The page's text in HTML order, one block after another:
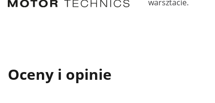
warsztacie.
Oceny i opinie